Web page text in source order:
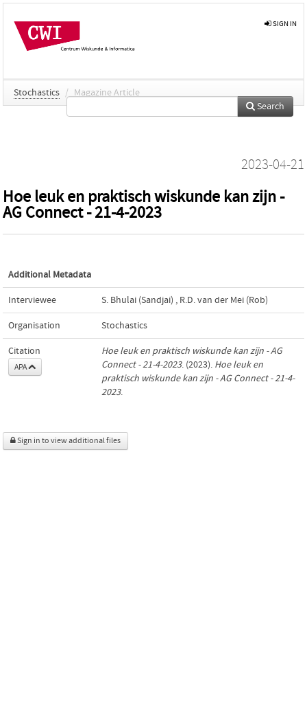
SIGN IN
Stochastics / Magazine Article
Search
2023-04-21
Hoe leuk en praktisch wiskunde kan zijn -
AG Connect - 21-4-2023
Additional Metadata
Interviewee S. Bhulai (Sandjai) , R.D. van der Mei (Rob)
Organisation Stochastics
Citation
APA
Hoe leuk en praktisch wiskunde kan zijn - AG
Connect - 21-4-2023. (2023). Hoe leuk en
praktisch wiskunde kan zijn - AG Connect - 21-4-
2023.
Sign in to view additional files